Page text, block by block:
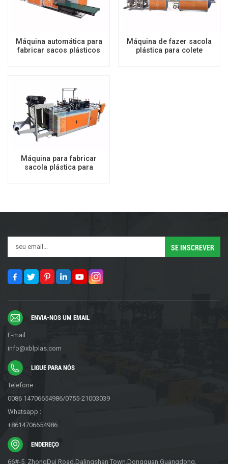
Máquina automática para
fabricar sacos plásticos
Máquina de fazer sacola
plástica para colete
Máquina para fabricar
sacola plástica para
ENVIA-NOS UM EMAIL
E-mail :
info@xblplas.com
LIGUE PARA NÓS
Telefone :
0086 14706654986/0755-21003039
Whatsapp :
+8614706654986
ENDEREÇO
66#-5, ZhongDui Road,Dalingshan Town,Dongguan,Guangdong,